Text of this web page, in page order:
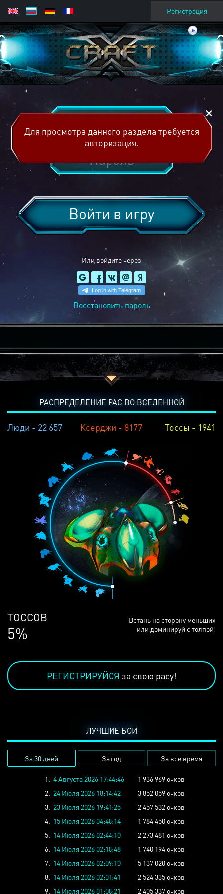
Регистрация
Или войдите через
Войти в игру
Восстановить пароль
Для просмотра данного раздела требуется
авторизация.
РАСПРЕДЕЛЕНИЕ РАС ВО ВСЕЛЕННОЙ
Люди - 22 657 Ксерджи - 8177 Тоссы - 1941
ЛЮДЕЙ
69%
Встань на сторону меньших
или доминируй с толпой!
РЕГИСТРИРУЙСЯ за свою расу!
ЛУЧШИЕ БОИ
За 30 дней За год За все время
1. 4 Августа 2026 17:44:46
1 936 969 очков
2. 24 Июля 2026 18:14:42
3 852 059 очков
3. 23 Июля 2026 19:41:25
2 457 532 очков
4. 15 Июля 2026 04:48:14
1 784 450 очков
5. 14 Июля 2026 02:44:10
2 273 481 очков
6. 14 Июля 2026 02:18:48
1 740 194 очков
7. 14 Июля 2026 02:09:10
5 137 020 очков
8. 14 Июля 2026 02:01:41
2 524 335 очков
9. 14 Июля 2026 01:08:21 2 405 337 очков